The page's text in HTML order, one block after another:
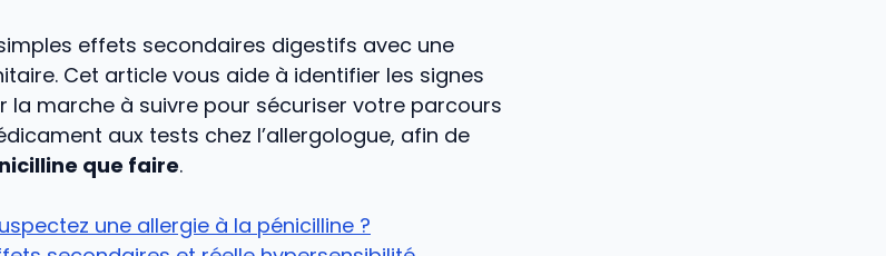
effets secondaires digestifs avec une
Cet article vous aide à identifier les signes
la marche à suivre pour sécuriser votre parcours
aux tests chez l’allergologue, afin de
que faire.
une allergie à la pénicilline ?